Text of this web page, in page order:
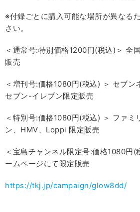
※付録ごとに購入可能な場所が異なる
さい。
＜通常号:特別価格1200円(税込)＞ 全
販売
＜増刊号:価格1080円(税込) ＞ セブン
セブン-イレブン限定販売
＜特別号:価格1080円(税込) ＞ ファミ
ン、HMV、Loppi 限定販売
＜宝島チャンネル限定号:価格1080円(
ームページにて限定販売
https://tkj.jp/campaign/glow8dd/